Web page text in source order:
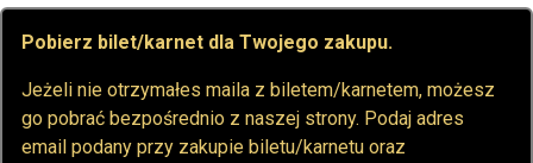
Pobierz bilet/karnet dla Twojego zakupu.
Jeżeli nie otrzymałes maila z biletem/karnetem, możesz
go pobrać bezpośrednio z naszej strony. Podaj adres
email podany przy zakupie biletu/karnetu oraz